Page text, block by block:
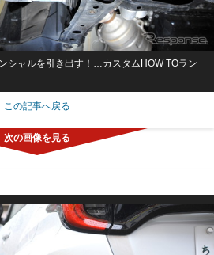
シャルを引き出す！…カスタムHOW TOラン
この記事へ戻る